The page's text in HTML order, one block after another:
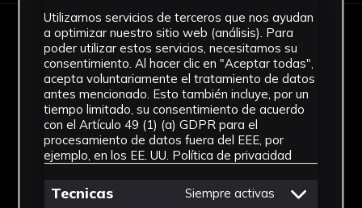
IMÁGENES
Utilizamos servicios de terceros que nos ayudan
a optimizar nuestro sitio web (análisis). Para
poder utilizar estos servicios, necesitamos su
consentimiento. Al hacer clic en "Aceptar todas",
acepta voluntariamente el tratamiento de datos
antes mencionado. Esto también incluye, por un
tiempo limitado, su consentimiento de acuerdo
con el Artículo 49 (1) (a) GDPR para el
procesamiento de datos fuera del EEE, por
ejemplo, en los EE. UU. Política de privacidad
Tecnicas Siempre activas